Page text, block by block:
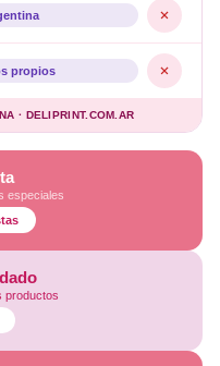
especiales
productos
propios
· DELIPRINT.COM.AR